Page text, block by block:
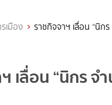
เมือง ราชกิจจาฯ เลื่อน “นิก
เลื่อน “นิกร จ